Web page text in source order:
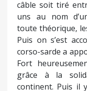
câble soit tiré
uns au nom
toute théorique,
Puis on s’est
corso-sarde a
Fort
grâce à la
continent. Puis il